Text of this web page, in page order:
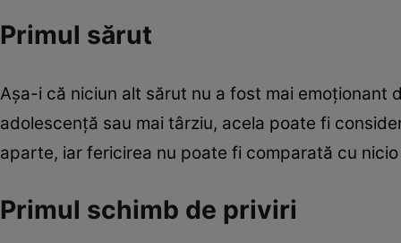
Primul sărut
Aşa-i că niciun alt sărut nu a fost mai emoţionant
adolescenţă sau mai târziu, acela poate fi
aparte, iar fericirea nu poate fi comparată cu
Primul schimb de priviri